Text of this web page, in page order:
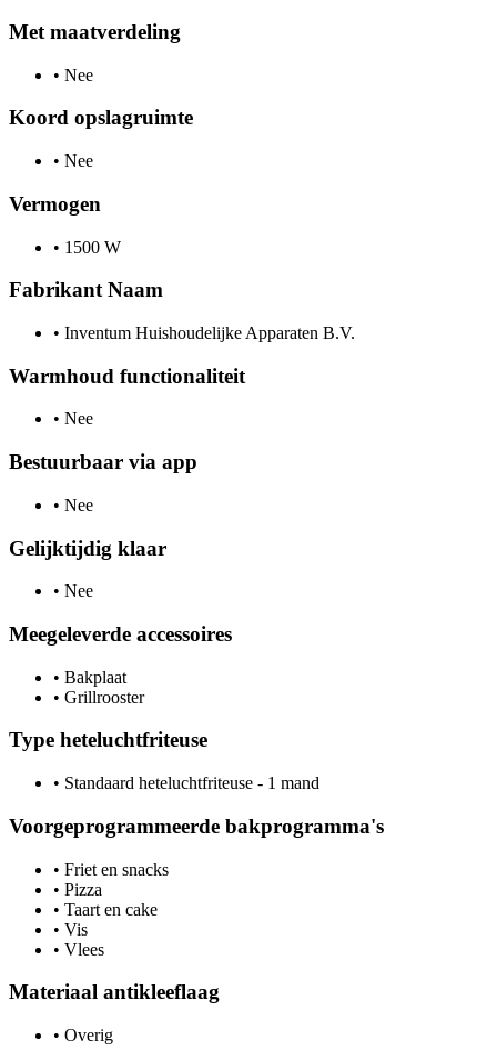
Met maatverdeling
• Nee
Koord opslagruimte
• Nee
Vermogen
• 1500 W
Fabrikant Naam
• Inventum Huishoudelijke Apparaten B.V.
Warmhoud functionaliteit
• Nee
Bestuurbaar via app
• Nee
Gelijktijdig klaar
• Nee
Meegeleverde accessoires
• Bakplaat
• Grillrooster
Type heteluchtfriteuse
• Standaard heteluchtfriteuse - 1 mand
Voorgeprogrammeerde bakprogramma's
• Friet en snacks
• Pizza
• Taart en cake
• Vis
• Vlees
Materiaal antikleeflaag
• Overig